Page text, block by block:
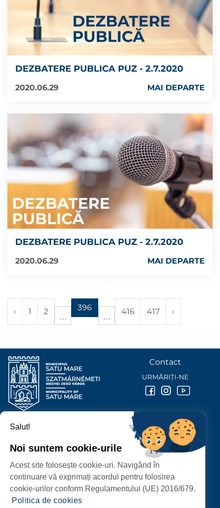
DEZBATERE PUBLICA PUZ - 2.7.2020
2020.06.29 MAI DEPARTE
DEZBATERE PUBLICA PUZ - 2.7.2020
2020.06.29 MAI DEPARTE
‹ 1 2 396 416 417 ›
PROTECȚIA DATELOR PERSONALE
PRIMĂRIA MUNICIPIULUI
P-ȚA 25 OCTOMBRIE, NR. 1 CORP M, 440026 SATU MARE
Contact
URMĂRIȚI-NE
Salut!
Noi suntem cookie-urile
Acest site folosește cookie-uri. Navigând în
continuare vă exprimați acordul pentru folosirea
cookie-urilor conform Regulamentului (UE) 2016/679.
Politica de cookies